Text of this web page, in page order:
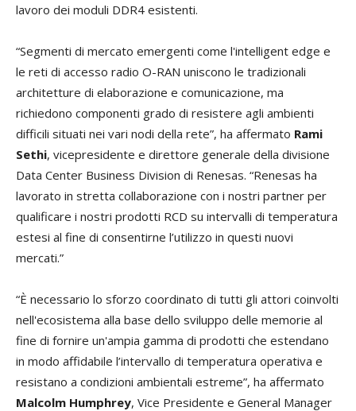
lavoro dei moduli DDR4 esistenti.
“Segmenti di mercato emergenti come l'intelligent edge e
le reti di accesso radio O-RAN uniscono le tradizionali
architetture di elaborazione e comunicazione, ma
richiedono componenti grado di resistere agli ambienti
difficili situati nei vari nodi della rete”, ha affermato Rami
Sethi, vicepresidente e direttore generale della divisione
Data Center Business Division di Renesas. “Renesas ha
lavorato in stretta collaborazione con i nostri partner per
qualificare i nostri prodotti RCD su intervalli di temperatura
estesi al fine di consentirne l’utilizzo in questi nuovi
mercati.”
“È necessario lo sforzo coordinato di tutti gli attori coinvolti
nell'ecosistema alla base dello sviluppo delle memorie al
fine di fornire un'ampia gamma di prodotti che estendano
in modo affidabile l’intervallo di temperatura operativa e
resistano a condizioni ambientali estreme”, ha affermato
Malcolm Humphrey, Vice Presidente e General Manager